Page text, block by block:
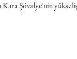
Şövalye'nin